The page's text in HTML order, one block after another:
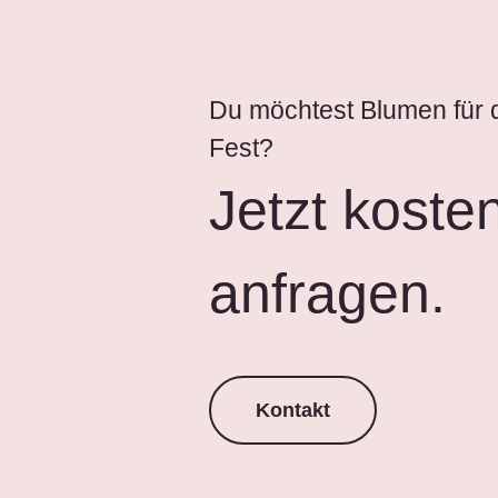
Du möchtest Blumen für
Fest?
Jetzt
anfragen.
Kontakt